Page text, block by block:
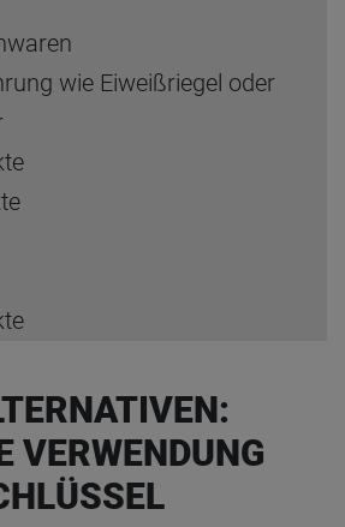
wie Eiweißriegel oder
VERWENDUNG